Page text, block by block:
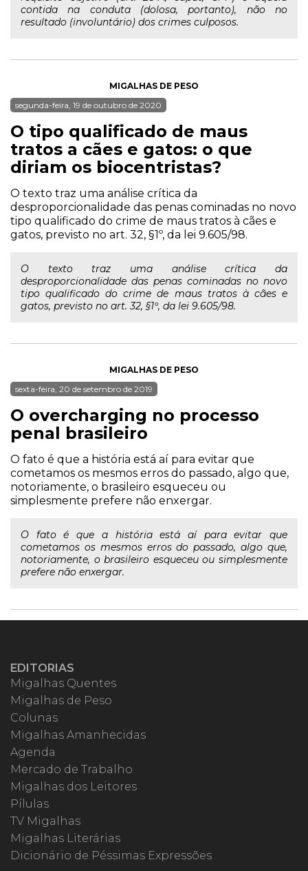
contida na conduta (dolosa, portanto), não no
resultado (involuntário) dos crimes culposos.
MIGALHAS DE PESO
segunda-feira, 19 de outubro de 2020
O tipo qualificado de maus
tratos a cães e gatos: o que
diriam os biocentristas?
O texto traz uma análise crítica da
desproporcionalidade das penas cominadas no novo
tipo qualificado do crime de maus tratos à cães e
gatos, previsto no art. 32, §1º, da lei 9.605/98.
O texto traz uma análise crítica da
desproporcionalidade das penas cominadas no novo
tipo qualificado do crime de maus tratos à cães e
gatos, previsto no art. 32, §1º, da lei 9.605/98.
MIGALHAS DE PESO
sexta-feira, 20 de setembro de 2019
O overcharging no processo
penal brasileiro
O fato é que a história está aí para evitar que
cometamos os mesmos erros do passado, algo que,
notoriamente, o brasileiro esqueceu ou
simplesmente prefere não enxergar.
O fato é que a história está aí para evitar que
cometamos os mesmos erros do passado, algo que,
notoriamente, o brasileiro esqueceu ou simplesmente
prefere não enxergar.
EDITORIAS
Migalhas Quentes
Migalhas de Peso
Colunas
Migalhas Amanhecidas
Agenda
Mercado de Trabalho
Migalhas dos Leitores
Pílulas
TV Migalhas
Migalhas Literárias
Dicionário de Péssimas Expressões